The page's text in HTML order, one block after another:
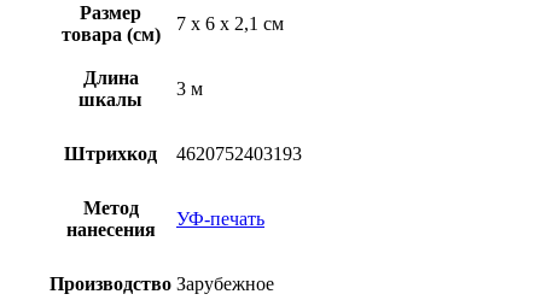
Размер
товара (см)
7 х 6 х 2,1 см
Длина
шкалы
3 м
Штрихкод 4620752403193
Метод
нанесения
УФ-печать
Производство Зарубежное